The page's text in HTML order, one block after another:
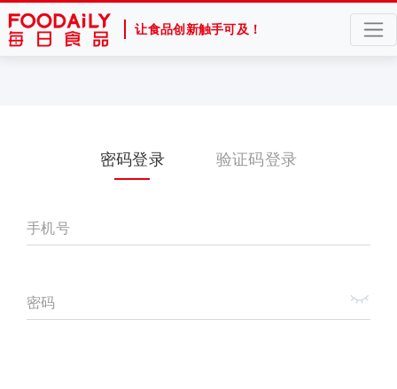
让食品创新触手可及！
密码登录 验证码登录
手机号
密码